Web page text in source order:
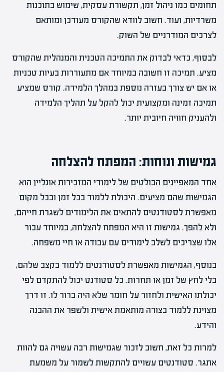
תחומים כמו ניהול זמן, תקשורת עסקית, שימוש בתוכנות
משרדיות, ועוד. חשוב לוודא שהקורס מעודכן ומותאם
לצרכים המודרניים של השוק.
לבסוף, כדאי לבדוק את התמיכה הטכנית והמנהלית שהקורס
מציע. תמיכה זו חשובה במיוחד אם מתעוררות בעיות טכניות
או אם יש צורך בעזרה נוספת במהלך הלמידה. קורס שמציע
תמיכה זמינה ומקצועית יכול להקל על תהליך הלמידה
ולהעניק חוויה חיובית יותר.
גמישות ונוחות: המפתח להצלחה
אחד המאפיינים הבולטים של לימודי המזכירות אונליין הוא
הגמישות שהם מציעים. היכולת ללמוד בכל זמן ובכל מקום
מאפשרת לסטודנטים להתאים את הלימודים לשגרת חייהם,
ולא להפך. גמישות זו היא המפתח להצלחה, במיוחד עבור
אלו שצריכים לשלב לימודים עם עבודה או חיי משפחה.
בנוסף, הגמישות מאפשרת לסטודנטים ללמוד בקצב שלהם,
בלי לחץ של זמן או תחרות. כל סטודנט יכול להתקדם לפי
יכולתו האישית ולחזור על חומר שלא היה ברור לו. זו דרך
מצוינת ללמוד בצורה מותאמת אישית ולשפר את ההבנה
והידע.
למרות כל זאת, חשוב לזכור שגמישות רבה עשויה גם להוות
אתגר. סטודנטים עשויים להתקשות לשמור על משמעת